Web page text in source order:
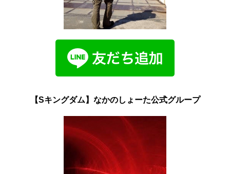
【Sキングダム】なかのしょーた公式グループ